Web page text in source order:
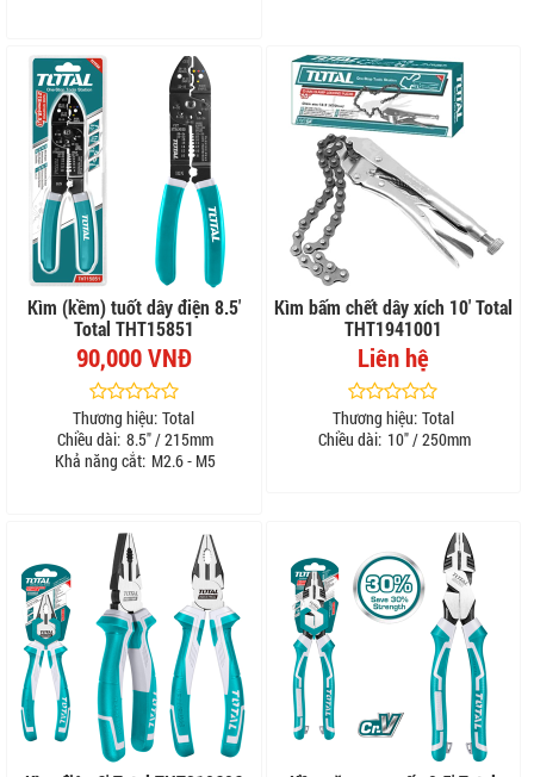
Kìm (kềm) tuốt dây điện 8.5'
Total THT15851
90,000 VNĐ
Thương hiệu: Total
Chiều dài: 8.5" / 215mm
Khả năng cắt: M2.6 - M5
Kìm bấm chết dây xích 10' Total
THT1941001
Liên hệ
Thương hiệu: Total
Chiều dài: 10" / 250mm